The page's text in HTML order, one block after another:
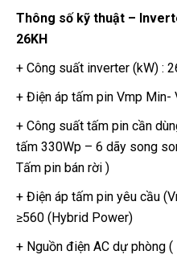
Thông số kỹ thuật –
26KH
+ Công suất inverter (kW) :
+ Điện áp tấm pin Vmp Min-
+ Công suất tấm pin cần
tấm 330Wp – 6 dãy song
Tấm pin bán rời )
+ Điện áp tấm pin yêu cầu
≥560 (Hybrid Power)
+ Nguồn điện AC dự phòng